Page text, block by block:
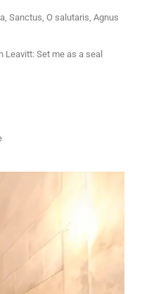
Sanctus, O salutaris, Agnus
Leavitt: Set me as a seal